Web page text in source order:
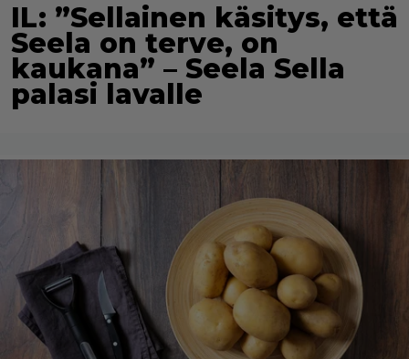
IL: ”Sellainen käsitys, että
Seela on terve, on
kaukana” – Seela Sella
palasi lavalle